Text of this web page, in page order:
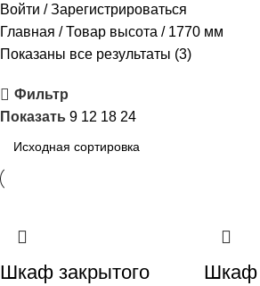
Войти / Зарегистрироваться
Главная
Товар высота
1770 мм
Показаны все результаты (3)
Фильтр
Показать 9 12 18 24
Шкаф закрытого
Шкаф